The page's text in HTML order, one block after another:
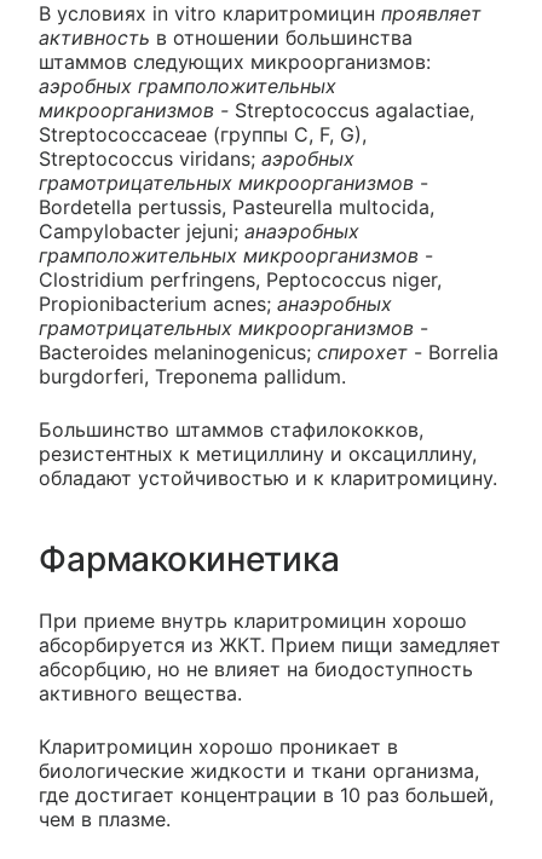
В условиях in vitro кларитромицин проявляет
активность в отношении большинства
штаммов следующих микроорганизмов:
аэробных грамположительных
микроорганизмов - Streptococcus agalactiae,
Streptococcaceae (группы C, F, G),
Streptococcus viridans; аэробных
грамотрицательных микроорганизмов -
Bordetella pertussis, Pasteurella multocida,
Campylobacter jejuni; анаэробных
грамположительных микроорганизмов -
Clostridium perfringens, Peptococcus niger,
Propionibacterium acnes; анаэробных
грамотрицательных микроорганизмов -
Bacteroides melaninogenicus; спирохет - Borrelia
burgdorferi, Treponema pallidum.
Большинство штаммов стафилококков,
резистентных к метициллину и оксациллину,
обладают устойчивостью и к кларитромицину.
Фармакокинетика
При приеме внутрь кларитромицин хорошо
абсорбируется из ЖКТ. Прием пищи замедляет
абсорбцию, но не влияет на биодоступность
активного вещества.
Кларитромицин хорошо проникает в
биологические жидкости и ткани организма,
где достигает концентрации в 10 раз большей,
чем в плазме.